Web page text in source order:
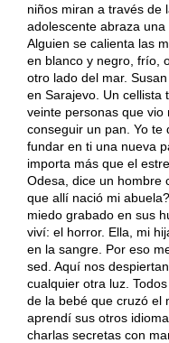
niños miran a través de
adolescente abraza
Alguien se calienta las
en blanco y negro, frío,
otro lado del mar.
en Sarajevo. Un cellista
veinte personas que
conseguir un pan. Yo te
fundar en ti una nueva
importa más que el
Odesa, dice un hombre
que allí nació mi
miedo grabado en sus
viví: el horror. Ella, mi
en la sangre. Por eso
sed. Aquí nos
cualquier otra luz.
de la bebé que cruzó el
aprendí sus otros
charlas secretas con